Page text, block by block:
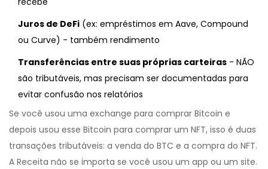
Juros de DeFi (ex: empréstimos em Aave, Compound
ou Curve) - também rendimento
Transferências entre suas próprias carteiras - NÃO
são tributáveis, mas precisam ser documentadas para
evitar confusão nos relatórios
Se você usou uma exchange para comprar Bitcoin e
depois usou esse Bitcoin para comprar um NFT, isso é duas
transações tributáveis: a venda do BTC e a compra do NFT.
A Receita não se importa se você usou um app ou um site.